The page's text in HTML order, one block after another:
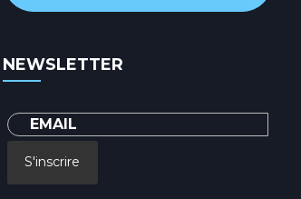
NEWSLETTER
S'inscrire